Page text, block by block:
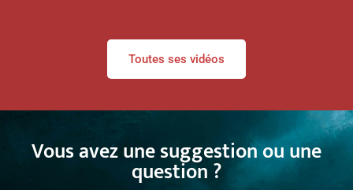
Toutes ses vidéos
Vous avez une suggestion ou une
question ?